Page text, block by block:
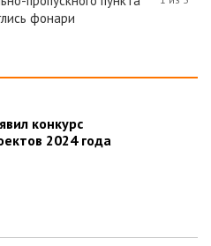
фонари
конкурс
2024 года